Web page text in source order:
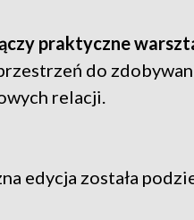
praktyczne
do
relacji.
edycja została